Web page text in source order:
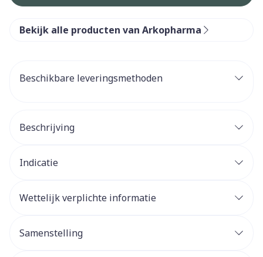
Bekijk alle producten van Arkopharma
Beschikbare leveringsmethoden
Beschrijving
Indicatie
Wettelijk verplichte informatie
Samenstelling